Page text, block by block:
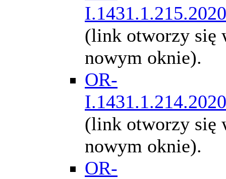
I.1431.1.215.2020
(link otworzy się
nowym oknie).
OR-
I.1431.1.214.2020
(link otworzy się
nowym oknie).
OR-